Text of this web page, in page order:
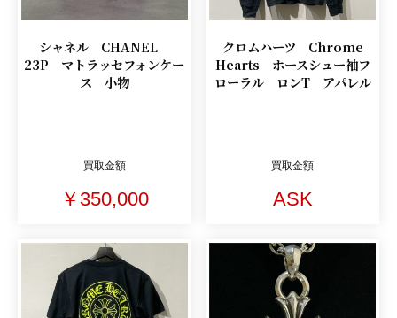
シャネル CHANEL
23P マトラッセフォンケー
ス 小物
買取金額
￥350,000
クロムハーツ Chrome
Hearts ホースシュー袖フ
ローラル ロンT アパレル
買取金額
ASK